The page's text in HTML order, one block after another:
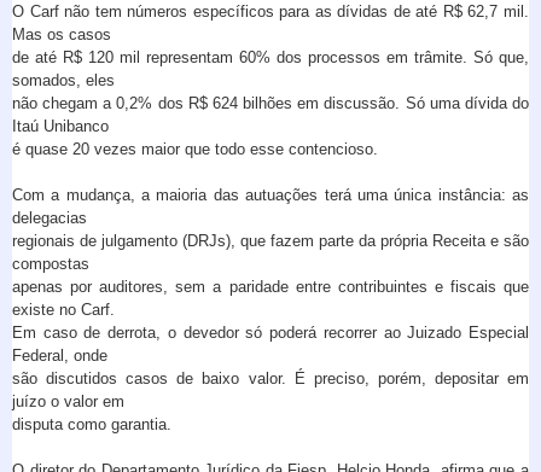
O Carf não tem números específicos para as dívidas de até R$ 62,7 mil.
Mas os casos
de até R$ 120 mil representam 60% dos processos em trâmite. Só que,
somados, eles
não chegam a 0,2% dos R$ 624 bilhões em discussão. Só uma dívida do
Itaú Unibanco
é quase 20 vezes maior que todo esse contencioso.
Com a mudança, a maioria das autuações terá uma única instância: as
delegacias
regionais de julgamento (DRJs), que fazem parte da própria Receita e são
compostas
apenas por auditores, sem a paridade entre contribuintes e fiscais que
existe no Carf.
Em caso de derrota, o devedor só poderá recorrer ao Juizado Especial
Federal, onde
são discutidos casos de baixo valor. É preciso, porém, depositar em
juízo o valor em
disputa como garantia.